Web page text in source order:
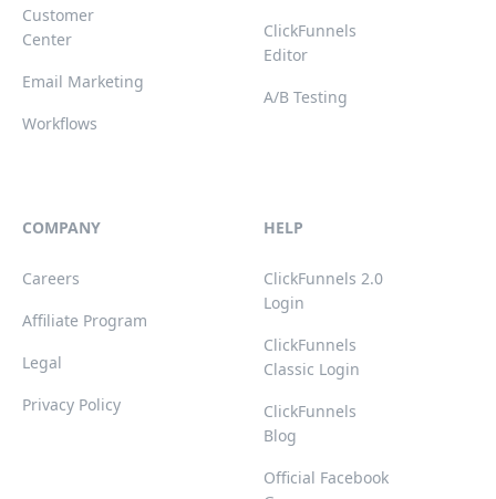
Customer
Center
Email Marketing
Workflows
ClickFunnels
Editor
A/B Testing
COMPANY
Careers
Affiliate Program
Legal
Privacy Policy
HELP
ClickFunnels 2.0
Login
ClickFunnels
Classic Login
ClickFunnels
Blog
Official Facebook